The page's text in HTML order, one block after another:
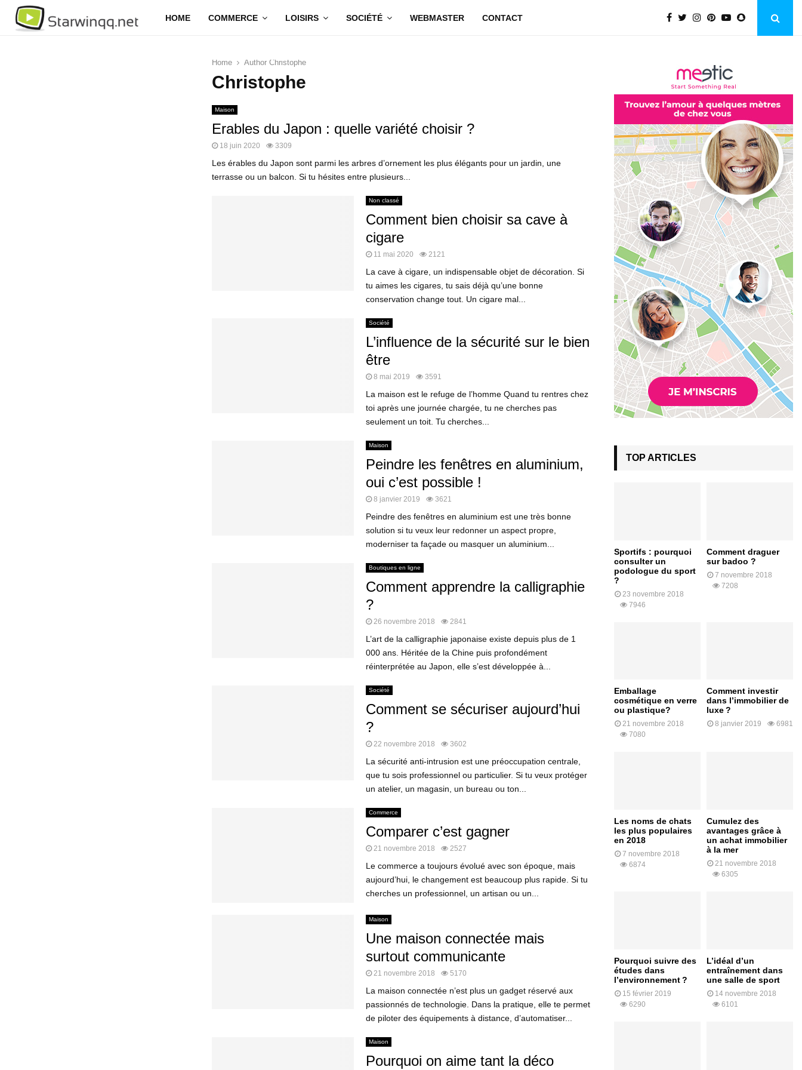
HOME COMMERCE LOISIRS SOCIÉTÉ WEBMASTER CONTACT
Home Author Christophe
Christophe
Maison
Erables du Japon : quelle variété choisir ?
18 juin 2020 3309
Les érables du Japon sont parmi les arbres d’ornement les plus élégants pour un jardin, une
terrasse ou un balcon. Si tu hésites entre plusieurs...
Non classé
Comment bien choisir sa cave à
cigare
11 mai 2020 2121
La cave à cigare, un indispensable objet de décoration. Si
tu aimes les cigares, tu sais déjà qu’une bonne
conservation change tout. Un cigare mal...
Société
L’influence de la sécurité sur le bien
être
8 mai 2019 3591
La maison est le refuge de l’homme Quand tu rentres chez
toi après une journée chargée, tu ne cherches pas
seulement un toit. Tu cherches...
Maison
Peindre les fenêtres en aluminium,
oui c’est possible !
8 janvier 2019 3621
Peindre des fenêtres en aluminium est une très bonne
solution si tu veux leur redonner un aspect propre,
moderniser ta façade ou masquer un aluminium...
Boutiques en ligne
Comment apprendre la calligraphie
?
26 novembre 2018 2841
L’art de la calligraphie japonaise existe depuis plus de 1
000 ans. Héritée de la Chine puis profondément
réinterprétée au Japon, elle s’est développée à...
Société
Comment se sécuriser aujourd’hui
?
22 novembre 2018 3602
La sécurité anti-intrusion est une préoccupation centrale,
que tu sois professionnel ou particulier. Si tu veux protéger
un atelier, un magasin, un bureau ou ton...
Commerce
Comparer c’est gagner
21 novembre 2018 2527
Le commerce a toujours évolué avec son époque, mais
aujourd’hui, le changement est beaucoup plus rapide. Si tu
cherches un professionnel, un artisan ou un...
Maison
Une maison connectée mais
surtout communicante
21 novembre 2018 5170
La maison connectée n’est plus un gadget réservé aux
passionnés de technologie. Dans la pratique, elle te permet
de piloter des équipements à distance, d’automatiser...
Maison
Pourquoi on aime tant la déco
TOP ARTICLES
Sportifs : pourquoi
consulter un
podologue du sport
?
23 novembre 2018
7946
Comment draguer
sur badoo ?
7 novembre 2018
7208
Emballage
cosmétique en verre
ou plastique?
21 novembre 2018
7080
Comment investir
dans l’immobilier de
luxe ?
8 janvier 2019 6981
Les noms de chats
les plus populaires
en 2018
7 novembre 2018
6874
Cumulez des
avantages grâce à
un achat immobilier
à la mer
21 novembre 2018
6305
Pourquoi suivre des
études dans
l’environnement ?
15 février 2019
6290
L’idéal d’un
entraînement dans
une salle de sport
14 novembre 2018
6101